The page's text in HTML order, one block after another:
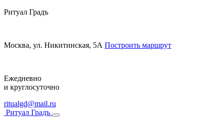
Ритуал Градъ
Москва, ул. Никитинская, 5А Построить маршрут
Ежедневно
и круглосуточно
ritualgd@mail.ru
Ритуал Градъ